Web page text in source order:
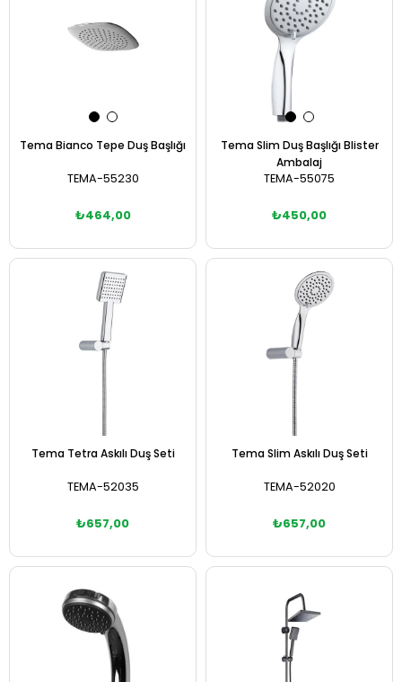
Tema Bianco Tepe Duş Başlığı
TEMA-55230
₺464,00
Sepete Ekle
Tema Slim Duş Başlığı Blister
Ambalaj
TEMA-55075
₺450,00
Sepete Ekle
Tema Tetra Askılı Duş Seti
TEMA-52035
₺657,00
Tema Slim Askılı Duş Seti
TEMA-52020
₺657,00